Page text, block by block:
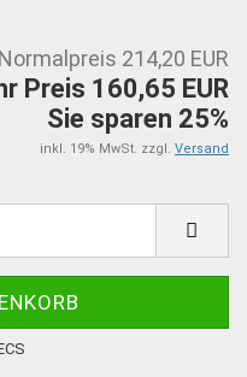
214,20 EUR
Preis 160,65 EUR
Sie sparen 25%
inkl. 19% MwSt. zzgl. Versand